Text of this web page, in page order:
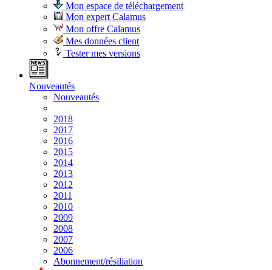
Mon espace de téléchargement
Mon expert Calamus
Mon offre Calamus
Mes données client
Tester mes versions
Nouveautés
Nouveautés
2018
2017
2016
2015
2014
2013
2012
2011
2010
2009
2008
2007
2006
Abonnement/résiliation